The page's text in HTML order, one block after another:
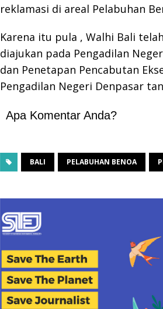
reklamasi di areal Pelabuhan
Karena itu pula , Walhi Bali
diajukan pada Pengadilan
dan Penetapan Pencabutan
Pengadilan Negeri Denpasar
Apa Komentar Anda?
BALI PELABUHAN BENOA